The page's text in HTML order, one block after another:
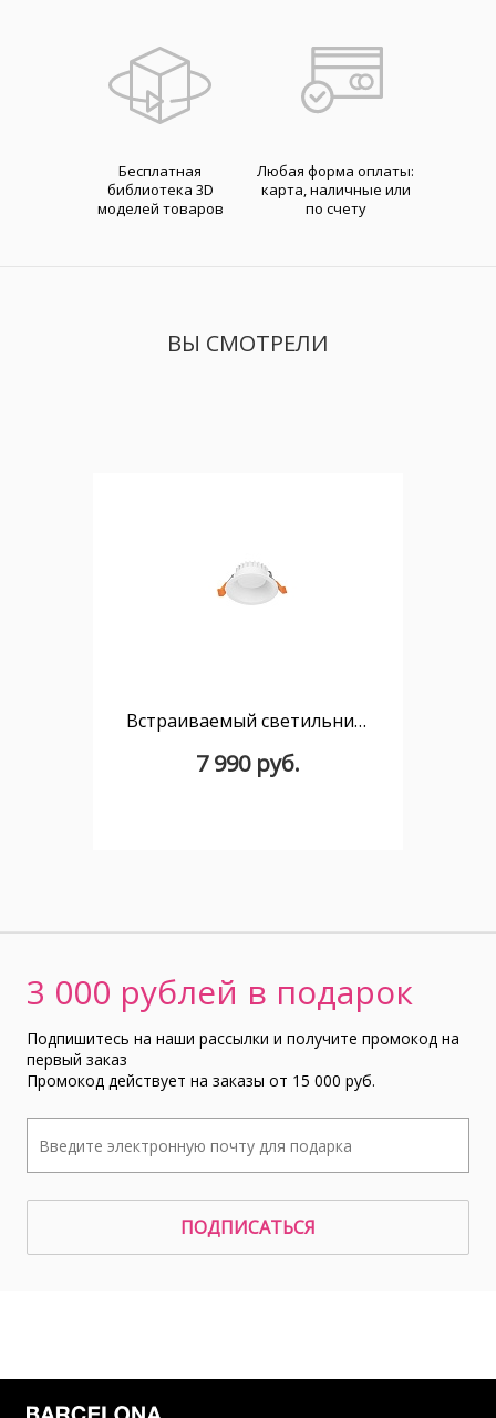
Бесплатная
библиотека 3D
моделей товаров
Любая форма оплаты:
карта, наличные или
по счету
ВЫ СМОТРЕЛИ
Встраиваемый светильник Jet 22 см
7 990 руб.
3 000 рублей в подарок
Подпишитесь на наши рассылки и получите промокод на
первый заказ
Промокод действует на заказы от 15 000 руб.
ПОДПИСАТЬСЯ